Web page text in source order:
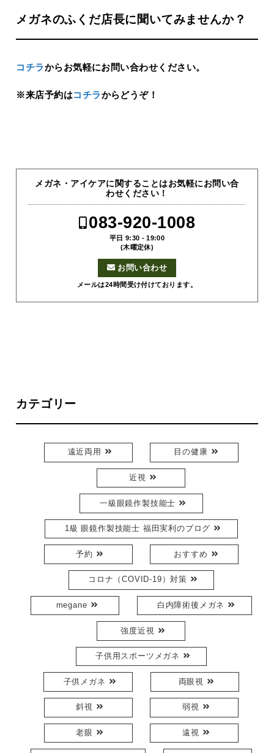
メガネのふくだ店長に聞いてみませんか？
コチラからお気軽にお問い合わせください。
※来店予約はコチラからどうぞ！
メガネ・アイケアに関することはお気軽にお問い合
わせください！
083-920-1008
平日 9:30 - 19:00
(木曜定休)
お問い合わせ
メールは24時間受け付けております。
カテゴリー
遠近両用 目の健康
近視
一級眼鏡作製技能士
1級 眼鏡作製技能士 福田実利のブログ
予約 おすすめ
コロナ（COVID-19）対策
megane 白内障術後メガネ
強度近視
子供用スポーツメガネ
子供メガネ 両眼視
斜視 弱視
老眼 遠視